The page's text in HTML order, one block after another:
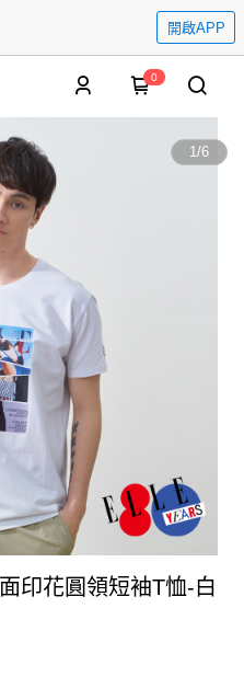
開啟APP
0
1/6
印花圓領短袖T恤-白